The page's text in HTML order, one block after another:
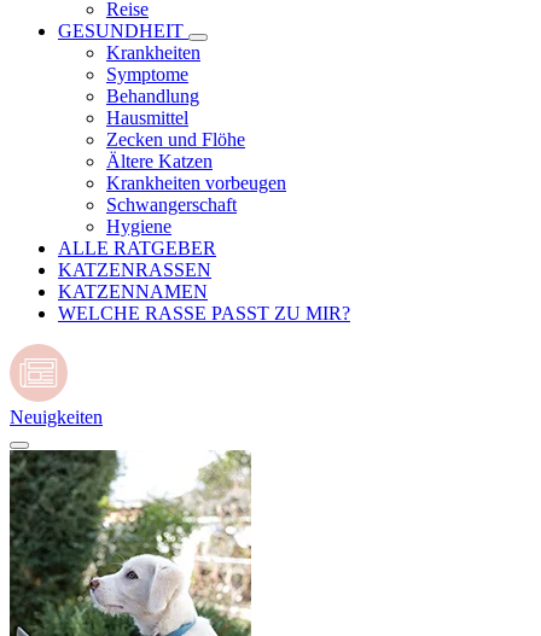
Reise
GESUNDHEIT
Krankheiten
Symptome
Behandlung
Hausmittel
Zecken und Flöhe
Ältere Katzen
Krankheiten vorbeugen
Schwangerschaft
Hygiene
ALLE RATGEBER
KATZENRASSEN
KATZENNAMEN
WELCHE RASSE PASST ZU MIR?
Neuigkeiten